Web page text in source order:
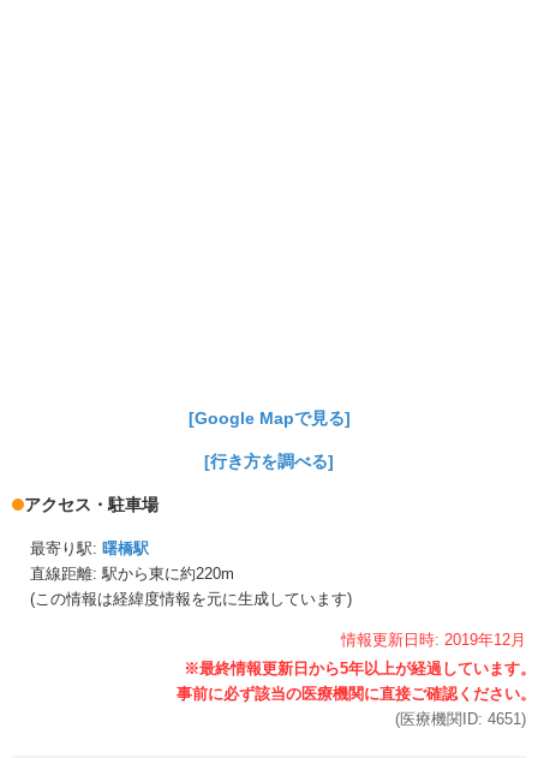
[Google Mapで見る]
[行き方を調べる]
アクセス・駐車場
最寄り駅: 曙橋駅
直線距離: 駅から東に約220m
(この情報は経緯度情報を元に生成しています)
情報更新日時: 2019年12月
(医療機関ID: 4651)